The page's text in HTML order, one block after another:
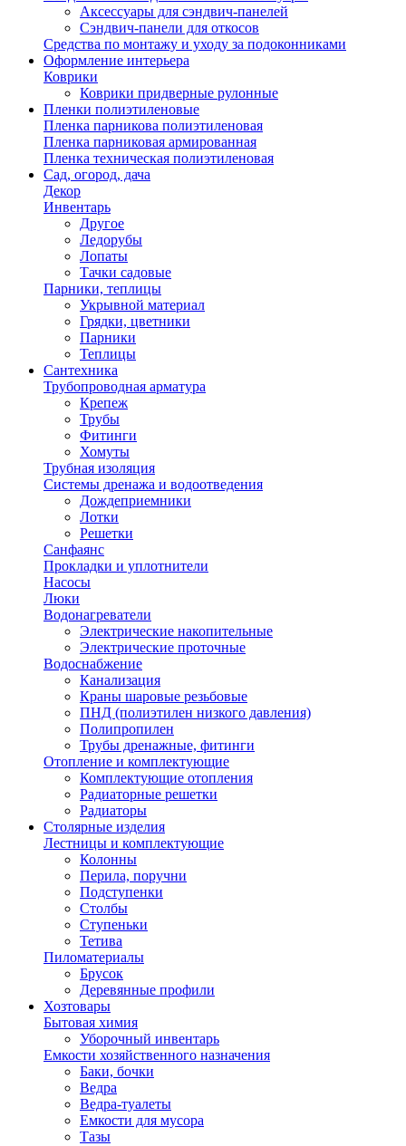
Аксессуары для сэндвич-панелей
Сэндвич-панели для откосов
Средства по монтажу и уходу за подоконниками
Оформление интерьера
Коврики
Коврики придверные рулонные
Пленки полиэтиленовые
Пленка парникова полиэтиленовая
Пленка парниковая армированная
Пленка техническая полиэтиленовая
Сад, огород, дача
Декор
Инвентарь
Другое
Ледорубы
Лопаты
Тачки садовые
Парники, теплицы
Укрывной материал
Грядки, цветники
Парники
Теплицы
Сантехника
Трубопроводная арматура
Крепеж
Трубы
Фитинги
Хомуты
Трубная изоляция
Системы дренажа и водоотведения
Дождеприемники
Лотки
Решетки
Санфаянс
Прокладки и уплотнители
Насосы
Люки
Водонагреватели
Электрические накопительные
Электрические проточные
Водоснабжение
Канализация
Краны шаровые резьбовые
ПНД (полиэтилен низкого давления)
Полипропилен
Трубы дренажные, фитинги
Отопление и комплектующие
Комплектующие отопления
Радиаторные решетки
Радиаторы
Столярные изделия
Лестницы и комплектующие
Колонны
Перила, поручни
Подступенки
Столбы
Ступеньки
Тетива
Пиломатериалы
Брусок
Деревянные профили
Хозтовары
Бытовая химия
Уборочный инвентарь
Емкости хозяйственного назначения
Баки, бочки
Ведра
Ведра-туалеты
Емкости для мусора
Тазы